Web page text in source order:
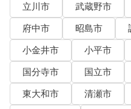
立川市
武蔵野市
府中市
昭島市
小金井市
小平市
国分寺市
国立市
東大和市
清瀬市